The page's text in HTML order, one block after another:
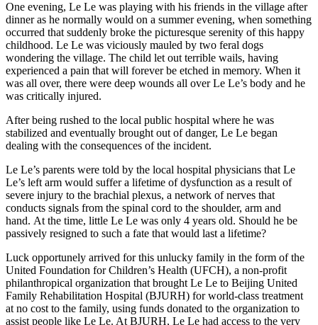
One evening, Le Le was playing with his friends in the village after
dinner as he normally would on a summer evening, when something
occurred that suddenly broke the picturesque serenity of this happy
childhood. Le Le was viciously mauled by two feral dogs
wondering the village. The child let out terrible wails, having
experienced a pain that will forever be etched in memory. When it
was all over, there were deep wounds all over Le Le’s body and he
was critically injured.
After being rushed to the local public hospital where he was
stabilized and eventually brought out of danger, Le Le began
dealing with the consequences of the incident.
Le Le’s parents were told by the local hospital physicians that Le
Le’s left arm would suffer a lifetime of dysfunction as a result of
severe injury to the brachial plexus, a network of nerves that
conducts signals from the spinal cord to the shoulder, arm and
hand. At the time, little Le Le was only 4 years old. Should he be
passively resigned to such a fate that would last a lifetime?
Luck opportunely arrived for this unlucky family in the form of the
United Foundation for Children’s Health (UFCH), a non-profit
philanthropical organization that brought Le Le to Beijing United
Family Rehabilitation Hospital (BJURH) for world-class treatment
at no cost to the family, using funds donated to the organization to
assist people like Le Le. At BJURH, Le Le had access to the very